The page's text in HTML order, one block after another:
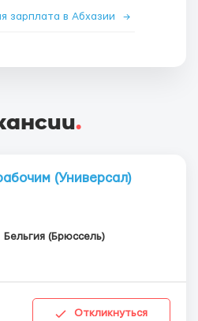
зарплата в Абхазии →
.
(Универсал)
Бельгия (Брюссель)
Откликнуться